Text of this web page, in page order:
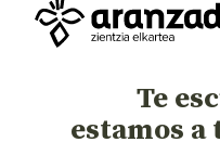
Te
estamos